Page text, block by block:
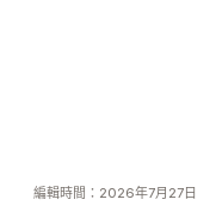
編輯時間：2026年7月27日